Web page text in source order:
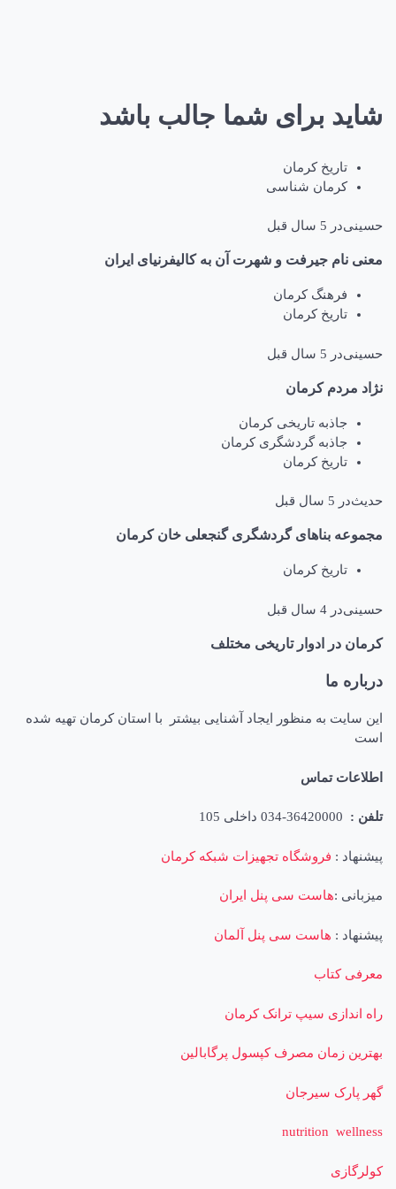
شاید برای شما جالب باشد
تاریخ کرمان
کرمان شناسی
حسینیدر 5 سال قبل
معنی نام جیرفت و شهرت آن به کالیفرنیای ایران
فرهنگ کرمان
تاریخ کرمان
حسینیدر 5 سال قبل
نژاد مردم کرمان
جاذبه تاریخی کرمان
جاذبه گردشگری کرمان
تاریخ کرمان
حدیثدر 5 سال قبل
مجموعه بناهای گردشگری گنجعلی خان کرمان
تاریخ کرمان
حسینیدر 4 سال قبل
کرمان در ادوار تاریخی مختلف
درباره ما
این سایت به منظور ایجاد آشنایی بیشتر با استان کرمان تهیه شده
است
اطلاعات تماس
تلفن :
پیشنهاد : فروشگاه تجهیزات شبکه کرمان
میزبانی :هاست سی پنل ایران
پیشنهاد : هاست سی پنل آلمان
معرفی کتاب
راه اندازی سیپ ترانک کرمان
بهترین زمان مصرف کپسول پرگابالین
گهر پارک سیرجان
nutrition wellness
کولرگازی